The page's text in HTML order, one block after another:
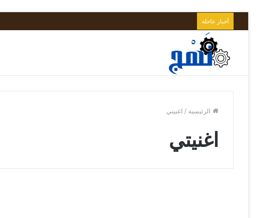
أخبار عاجلة
الرئيسية / اغنيتي
اغنيتي